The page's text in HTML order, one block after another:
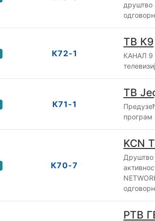
друштво
К72-1
ТВ К9
КАНАЛ 9
К71-1
ТВ
К70-7
KCN
Друштво
РТВ